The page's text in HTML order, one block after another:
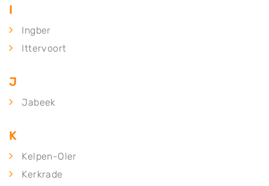
I
Ingber
Ittervoort
J
Jabeek
K
Kelpen-Oler
Kerkrade